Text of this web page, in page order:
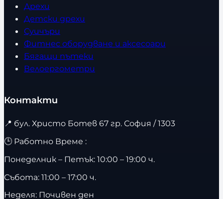
Дрехи
Детски дрехи
Суичъри
Фитнес оборудване и аксесоари
Бягащи пътеки
Велоергометри
Контакти
📍 бул. Христо Ботев 67 гр. София / 1303
🕒 Работно Време :
Понеделник – Петък: 10:00 – 19:00 ч.
Събота: 11:00 – 17:00 ч.
Неделя: Почивен ден